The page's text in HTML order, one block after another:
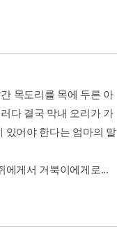
목도리를 목에 두른 아
다 결국 막내 오리가 가
어야 한다는 엄마의 말
에게서 거북이에게로...